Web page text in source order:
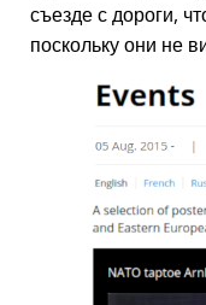
съезде с дороги,
поскольку они не